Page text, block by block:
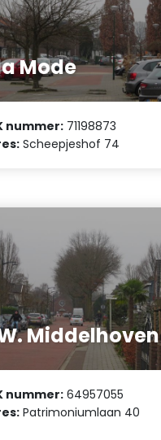
Mode
nummer: 71198873
Scheepjeshof 74
Middelhoven
nummer: 64957055
Patrimoniumlaan 40